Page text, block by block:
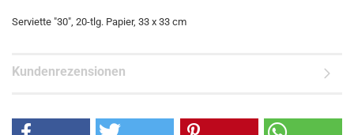
Serviette "30", 20-tlg. Papier, 33 x 33 cm
Kundenrezensionen